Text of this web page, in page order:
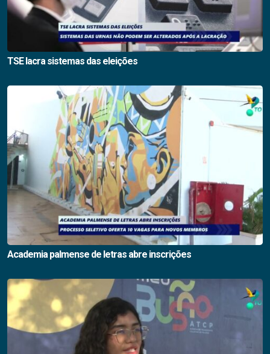
TSE lacra sistemas das eleições
Academia palmense de letras abre inscrições